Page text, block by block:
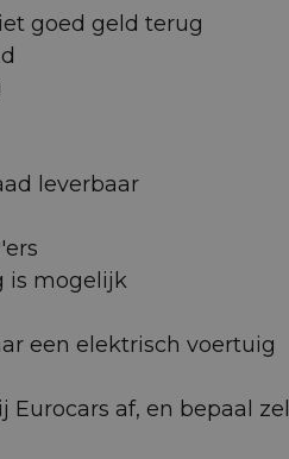
goed geld terug
leverbaar
is mogelijk
een elektrisch voertuig
Eurocars af, en bepaal